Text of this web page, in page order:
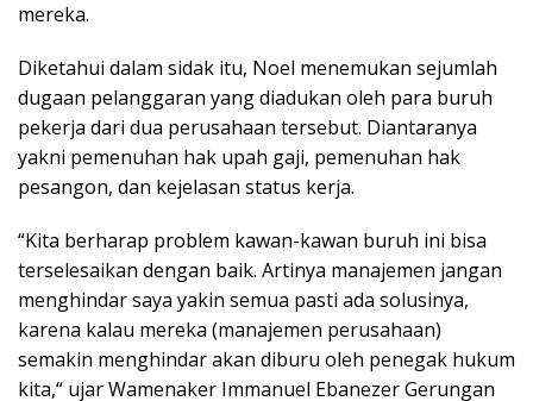
mereka.
Diketahui dalam sidak itu, Noel menemukan sejumlah
dugaan pelanggaran yang diadukan oleh para buruh
pekerja dari dua perusahaan tersebut. Diantaranya
yakni pemenuhan hak upah gaji, pemenuhan hak
pesangon, dan kejelasan status kerja.
“Kita berharap problem kawan-kawan buruh ini bisa
terselesaikan dengan baik. Artinya manajemen jangan
menghindar saya yakin semua pasti ada solusinya,
karena kalau mereka (manajemen perusahaan)
semakin menghindar akan diburu oleh penegak hukum
kita,“ ujar Wamenaker Immanuel Ebanezer Gerungan